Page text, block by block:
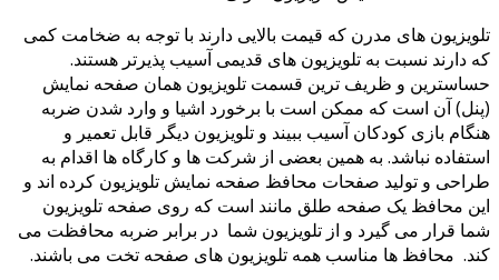
های مدرن که قیمت بالایی دارند با توجه به ضخامت کمی
دارند نسبت به تلویزیون های قدیمی آسیب پذیرتر هستند.
و ظریف ترین قسمت تلویزیون همان صفحه نمایش
آن است که ممکن است با برخورد اشیا و وارد شدن ضربه
بازی کودکان آسیب ببیند و تلویزیون دیگر قابل تعمیر و
نباشد. به همین بعضی از شرکت ها و کارگاه ها اقدام به
و تولید صفحات محافظ صفحه نمایش تلویزیون کرده اند و
محافظ یک صفحه طلق‌ مانند است که روی صفحه تلویزیون
قرار می گیرد و از تلویزیون شما در برابر ضربه محافظت می
محافظ ها مناسب همه تلویزیون های صفحه تخت می باشند.